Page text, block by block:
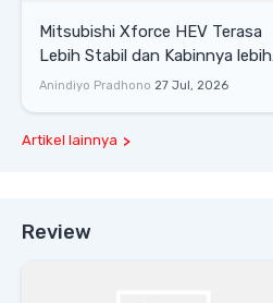
Mitsubishi Xforce HEV Terasa
Lebih Stabil dan Kabinnya lebih
Senyap
Anindiyo Pradhono 27 Jul, 2026
Artikel lainnya
Review